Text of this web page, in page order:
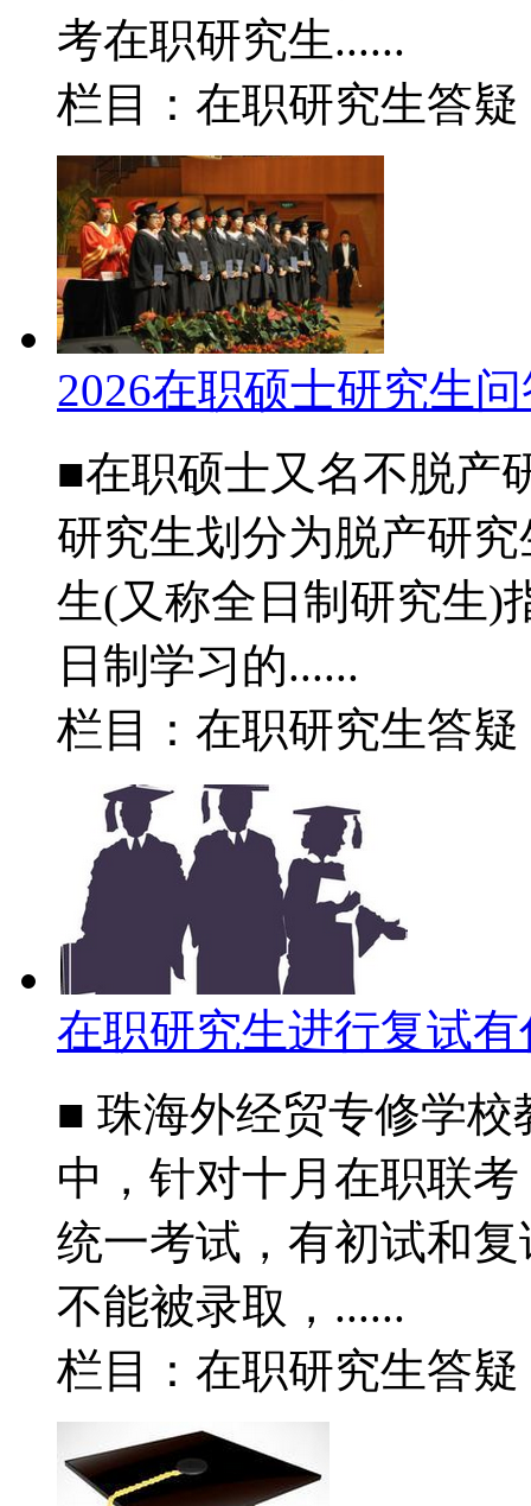
考在职研究生......
栏目：在职研究生
2026在职硕士研究生
■在职硕士又名不脱产
研究生划分为脱产研
生(又称全日制研究生)
日制学习的......
栏目：在职研究生
在职研究生进行复试
■ 珠海外经贸专修学
中，针对十月在职联
统一考试，有初试和
不能被录取，......
栏目：在职研究生